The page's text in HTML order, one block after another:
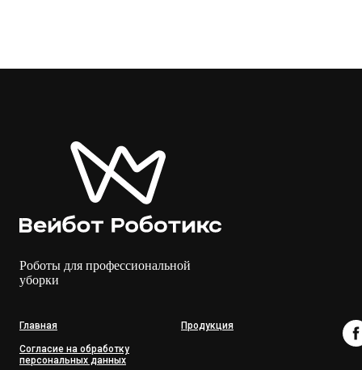
Роботы для профессиональной
уборки
Главная
Согласие на обработку
персональных данных
Продукция